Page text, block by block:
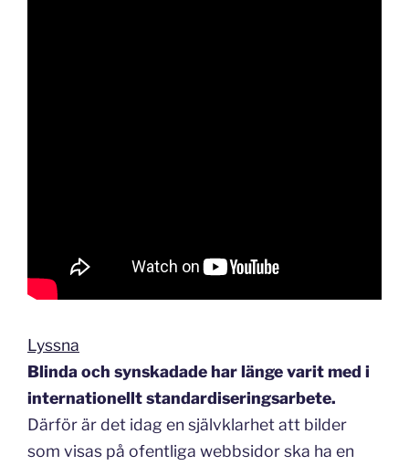
Lyssna
Blinda och synskadade har länge varit med i
internationellt standardiseringsarbete.
Därför är det idag en självklarhet att bilder
som visas på ofentliga webbsidor ska ha en